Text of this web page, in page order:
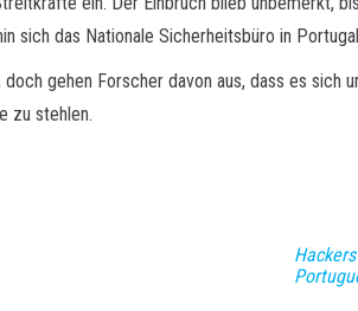
sich das Nationale Sicherheitsbüro in
gehen Forscher davon aus, dass es sich
zu stehlen.